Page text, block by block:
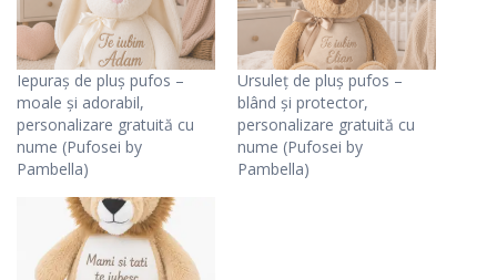
Iepuraș de pluș pufos –
moale și adorabil,
personalizare gratuită cu
nume (Pufosei by
Pambella)
Ursuleț de pluș pufos –
blând și protector,
personalizare gratuită cu
nume (Pufosei by
Pambella)